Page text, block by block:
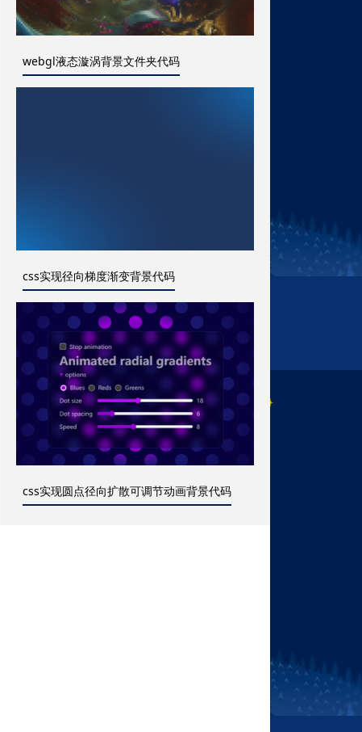
webgl液态漩涡背景文件夹代码
css实现径向梯度渐变背景代码
css实现圆点径向扩散可调节动画背景代码